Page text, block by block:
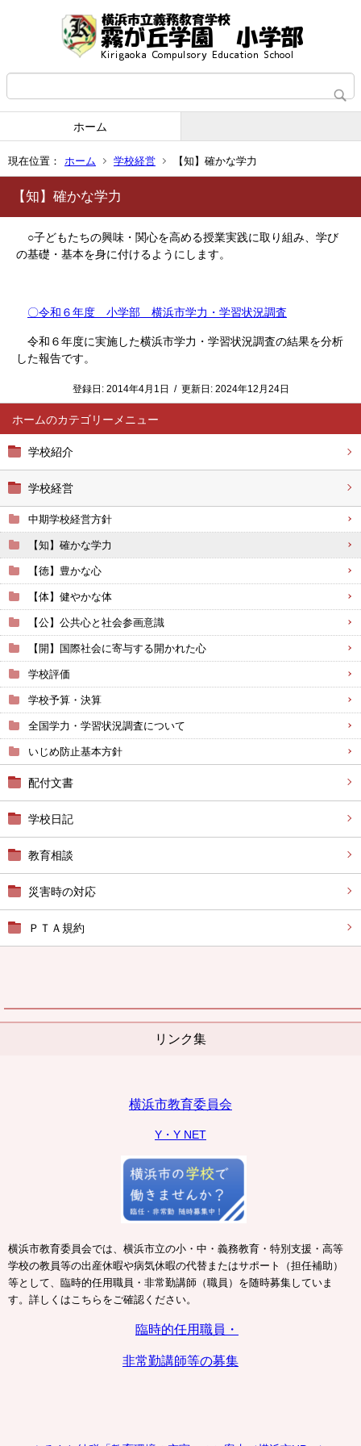
ホーム
現在位置： ホーム 学校経営 【知】確かな学力
ホーム
学校紹介
学校経営
中期学校経営方針
【知】確かな学力
【徳】豊かな心
【体】健やかな体
【公】公共心と社会参画意識
【開】国際社会に寄与する開かれた心
学校評価
学校予算・決算
全国学力・学習状況調査について
いじめ防止基本方針
配付文書
学校日記
教育相談
災害時の対応
ＰＴＡ規約
リンク集
横浜市教育委員会
Y・Y NET
横浜市教育委員会では、横浜市立の小・中・義務教育・特別支援・高等
学校の教員等の出産休暇や病気休暇の代替またはサポート（担任補助）
等として、臨時的任用職員・非常勤講師（職員）を随時募集していま
す。詳しくはこちらをご確認ください。
臨時的任用職員・
非常勤講師等の募集
【知】確かな学力
○子どもたちの興味・関心を高める授業実践に取り組み、学び
の基礎・基本を身に付けるようにします。
〇令和６年度 小学部 横浜市学力・学習状況調査
令和６年度に実施した横浜市学力・学習状況調査の結果を分析
した報告です。
登録日: 2014年4月1日 / 更新日: 2024年12月24日